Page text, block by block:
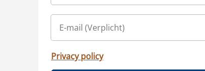
Privacy policy